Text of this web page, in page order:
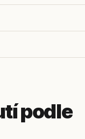
podle